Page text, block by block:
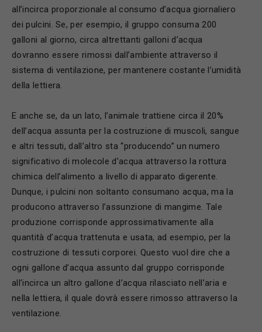
all’incirca proporzionale al consumo d’acqua giornaliero
dei pulcini. Se, per esempio, il gruppo consuma 200
galloni al giorno, circa altrettanti galloni d’acqua
dovranno essere rimossi dall’ambiente attraverso il
sistema di ventilazione, per mantenere costante l’umidità
della lettiera.
E anche se, da un lato, l’animale trattiene circa il 20%
dell’acqua assunta per la costruzione di muscoli, sangue
e altri tessuti, dall’altro sta “producendo” un numero
significativo di molecole d’acqua attraverso la rottura
chimica dell’alimento a livello di apparato digerente.
Dunque, i pulcini non soltanto consumano acqua, ma la
producono attraverso l’assunzione di mangime. Tale
produzione corrisponde approssimativamente alla
quantità d’acqua trattenuta e usata, ad esempio, per la
costruzione di tessuti corporei. Questo vuol dire che a
ogni gallone d’acqua assunto dal gruppo corrisponde
all’incirca un altro gallone d’acqua rilasciato nell’aria e
nella lettiera, il quale dovrà essere rimosso attraverso la
ventilazione.